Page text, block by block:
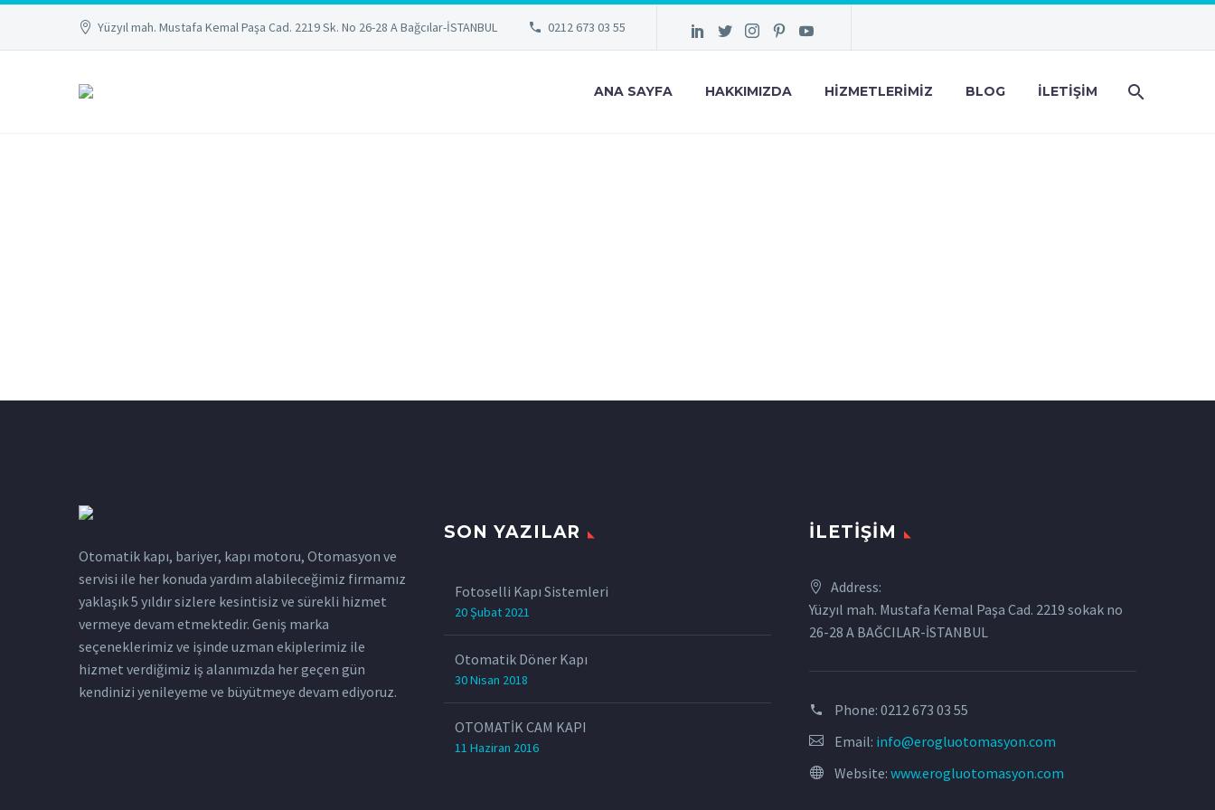
Yüzyıl mah. Mustafa Kemal Paşa Cad. 2219 Sk. No 26-28 A Bağcılar-İSTANBUL 0212 673 03 55
ANA SAYFA HAKKIMIZDA HIZMETLERIMIZ BLOG İLETIŞIM
Otomatik kapı, bariyer, kapı motoru, Otomasyon ve
servisi ile her konuda yardım alabileceğimiz firmamız
yaklaşık 5 yıldır sizlere kesintisiz ve sürekli hizmet
vermeye devam etmektedir. Geniş marka
seçeneklerimiz ve işinde uzman ekiplerimiz ile
hizmet verdiğimiz iş alanımızda her geçen gün
kendinizi yenileyeme ve büyütmeye devam ediyoruz.
SON YAZILAR
Fotoselli Kapı Sistemleri
20 Şubat 2021
Otomatik Döner Kapı
30 Nisan 2018
OTOMATİK CAM KAPI
11 Haziran 2016
İLETIŞIM
Address:
Yüzyıl mah. Mustafa Kemal Paşa Cad. 2219 sokak no
26-28 A BAĞCILAR-İSTANBUL
Phone: 0212 673 03 55
Email: info@erogluotomasyon.com
Website: www.erogluotomasyon.com